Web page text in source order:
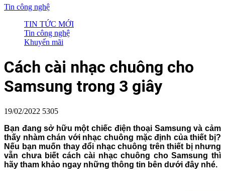
Tin công nghệ
TIN TỨC MỚI
Tin công nghệ
Khuyến mãi
Cách cài nhạc chuông cho
Samsung trong 3 giây
19/02/2022 5305
Bạn đang sở hữu một chiếc điện thoại Samsung và cảm
thấy nhàm chán với nhạc chuông mặc định của thiết bị?
Nếu bạn muốn thay đổi nhạc chuông trên thiết bị nhưng
vẫn chưa biết cách cài nhạc chuông cho Samsung thì
hãy tham khảo ngay những thông tin bên dưới đây nhé.